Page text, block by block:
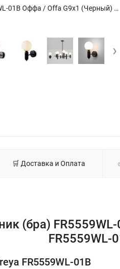
Настенный светильник (бра) FR5559WL-01B Оффа / Offa G9x1 (Черный) FR5559WL-01B - фото
›
🛒 Доставка и Оплата
(бра)
FR5559WL-
FR5559WL-01B